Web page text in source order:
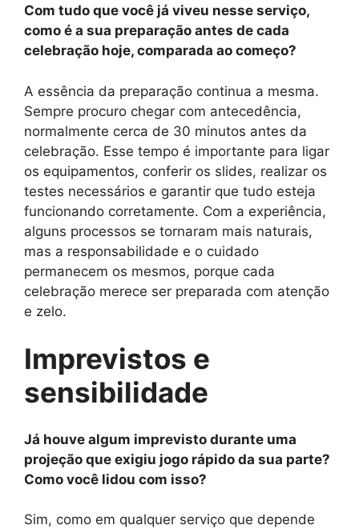
Com tudo que você já viveu nesse serviço,
como é a sua preparação antes de cada
celebração hoje, comparada ao começo?
A essência da preparação continua a mesma.
Sempre procuro chegar com antecedência,
normalmente cerca de 30 minutos antes da
celebração. Esse tempo é importante para ligar
os equipamentos, conferir os slides, realizar os
testes necessários e garantir que tudo esteja
funcionando corretamente. Com a experiência,
alguns processos se tornaram mais naturais,
mas a responsabilidade e o cuidado
permanecem os mesmos, porque cada
celebração merece ser preparada com atenção
e zelo.
Imprevistos e
sensibilidade
Já houve algum imprevisto durante uma
projeção que exigiu jogo rápido da sua parte?
Como você lidou com isso?
Sim, como em qualquer serviço que depende